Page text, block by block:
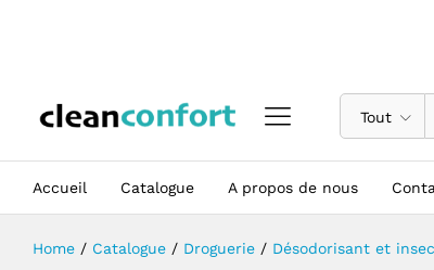
Tout
Accueil Catalogue A propos de nous
Home / Catalogue / Droguerie / Désodorisant et